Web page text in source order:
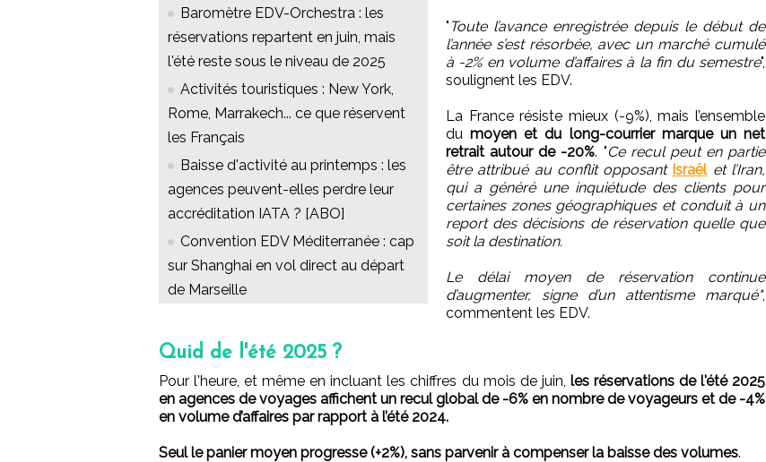
Baromètre EDV-Orchestra : les
réservations repartent en juin, mais
l'été reste sous le niveau de 2025
Activités touristiques : New York,
Rome, Marrakech... ce que réservent
les Français
Baisse d'activité au printemps : les
agences peuvent-elles perdre leur
accréditation IATA ? [ABO]
Convention EDV Méditerranée : cap
sur Shanghai en vol direct au départ
de Marseille
" Toute l’avance enregistrée depuis le début de
l’année s’est résorbée, avec un marché cumulé
à -2% en volume d’affaires à la fin du semestre",
soulignent les EDV.
La France résiste mieux (-9%), mais l’ensemble
dumoyen et du long-courrier marque un net
retrait autour de -20%. "Ce recul peut en partie
être attribué au conflit opposant Israël et l’Iran,
qui a généré une inquiétude des clients pour
certaines zones géographiques et conduit à un
report des décisions de réservation quelle que
soit la destination.
Le délai moyen de réservation continue
d’augmenter, signe d’un attentisme marqué",
commentent les EDV.
Quid de l'été 2025 ?
Pour l'heure, et même en incluant les chiffres du mois de juin, les réservations de l'été 2025
en agences de voyages affichent un recul global de -6% en nombre de voyageurs et de -4%
en volume d’affaires par rapport à l’été 2024.
Seul le panier moyen progresse (+2%), sans parvenir à compenser la baisse des volumes.